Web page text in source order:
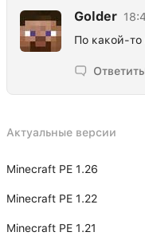
Golder
По какой-то
Ответить
Актуальные версии
Minecraft PE 1.26
Minecraft PE 1.22
Minecraft PE 1.21